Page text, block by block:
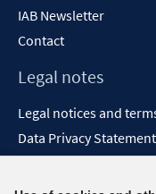
IAB Newsletter
Contact
Legal notes
Legal notices and
Data Privacy Statement
Report Accessibility